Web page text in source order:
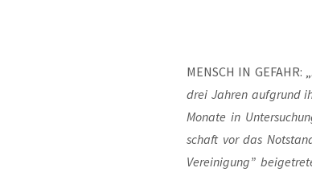
MENSCH IN GEFAHR: „
drei Jah­ren auf­grund
Mona­te in
schaft vor das
Ver­ei­ni­gung”